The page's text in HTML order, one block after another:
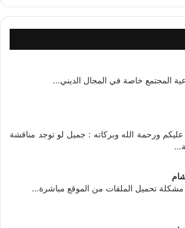
المجتمع خاصة في المجال الديني...
عليكم ورحمة الله وبركاته : جميل لو توجد مناقشة
تحميل الملفات من الموقع مباشرة...